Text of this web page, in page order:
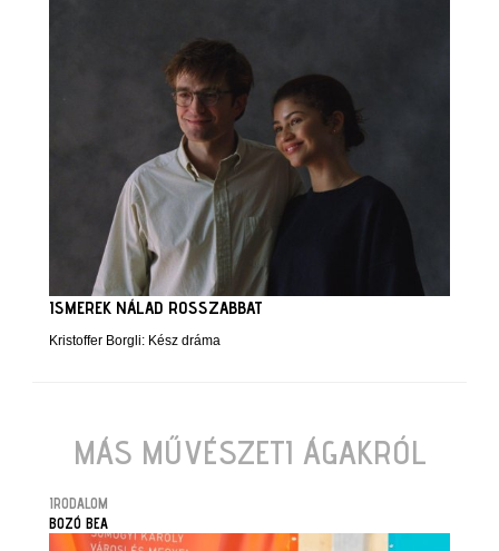
ISMEREK NÁLAD ROSSZABBAT
Kristoffer Borgli: Kész dráma
MÁS MŰVÉSZETI ÁGAKRÓL
IRODALOM
BOZÓ BEA